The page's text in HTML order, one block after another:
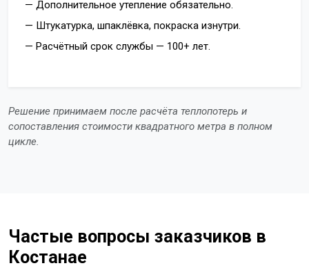
— Дополнительное утепление обязательно.
— Штукатурка, шпаклёвка, покраска изнутри.
— Расчётный срок службы — 100+ лет.
Решение принимаем после расчёта теплопотерь и
сопоставления стоимости квадратного метра в полном
цикле.
Частые вопросы заказчиков в
Костанае